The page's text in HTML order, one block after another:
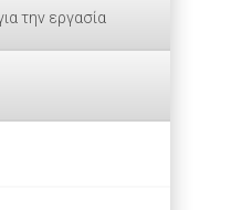
την εργασία